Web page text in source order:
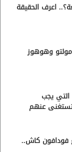
اعرف الحقيقة
وهوهوز
التي يجب
فودافون كاش..